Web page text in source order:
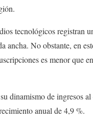
tecnológicos registran
ancha. No obstante, en
es menor que
dinamismo de ingresos
anual de 4,9 %.